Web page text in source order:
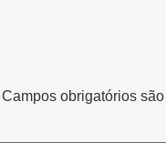
Campos obrigatórios